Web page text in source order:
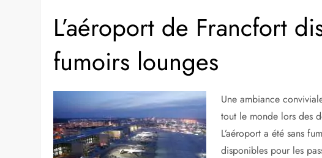
L’aéroport de Francfort
fumoirs lounges
Une ambiance
tout le monde lors des
L’aéroport a été sans
disponibles pour les